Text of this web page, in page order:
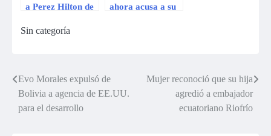
a Perez Hilton de
ahora acusa a su
Sin categoría
Navegación
de
Evo Morales expulsó de
Bolivia a agencia de EE.UU.
para el desarrollo
Mujer reconoció que su hija
agredió a embajador
ecuatoriano Riofrío